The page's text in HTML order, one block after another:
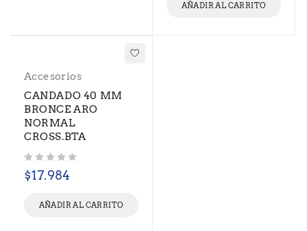
AÑADIR AL CARRITO
Accesorios
CANDADO 40 MM
BRONCE ARO
NORMAL
CROSS.BTA
$17.984
AÑADIR AL CARRITO